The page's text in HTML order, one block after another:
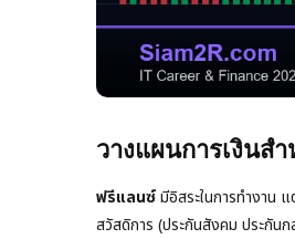
วางแผนการเงินส
ฟรีแลนซ์มีอิสระในการทำงาน
สวัสดิการ (ประกันสังคม ประกัน